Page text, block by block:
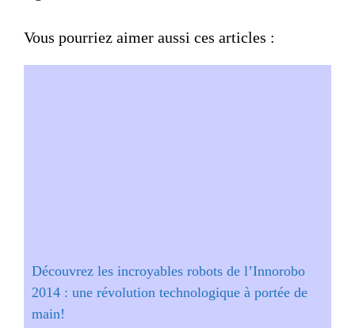
Vous pourriez aimer aussi ces articles :
Découvrez les incroyables robots de l’Innorobo
2014 : une révolution technologique à portée de
main!